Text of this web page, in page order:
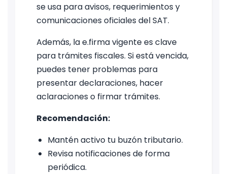
se usa para avisos, requerimientos y
comunicaciones oficiales del SAT.
Además, la e.firma vigente es clave
para trámites fiscales. Si está vencida,
puedes tener problemas para
presentar declaraciones, hacer
aclaraciones o firmar trámites.
Recomendación:
Mantén activo tu buzón tributario.
Revisa notificaciones de forma
periódica.